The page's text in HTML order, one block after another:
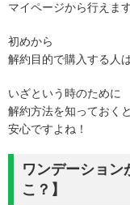
マイページから行えます
初めから
解約目的で購入する人
いざという時のために
解約方法を知っておくと
安心ですよね！
ワンデーション
こ？】